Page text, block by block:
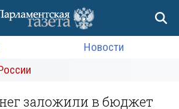
Новости
заложили в бюджет